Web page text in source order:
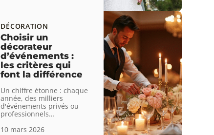
DÉCORATION
Choisir un
décorateur
d’événements :
les critères qui
font la différence
Un chiffre étonne : chaque
année, des milliers
d'événements privés ou
professionnels…
10 mars 2026